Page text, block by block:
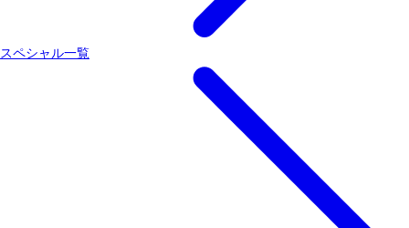
スペシャル一覧